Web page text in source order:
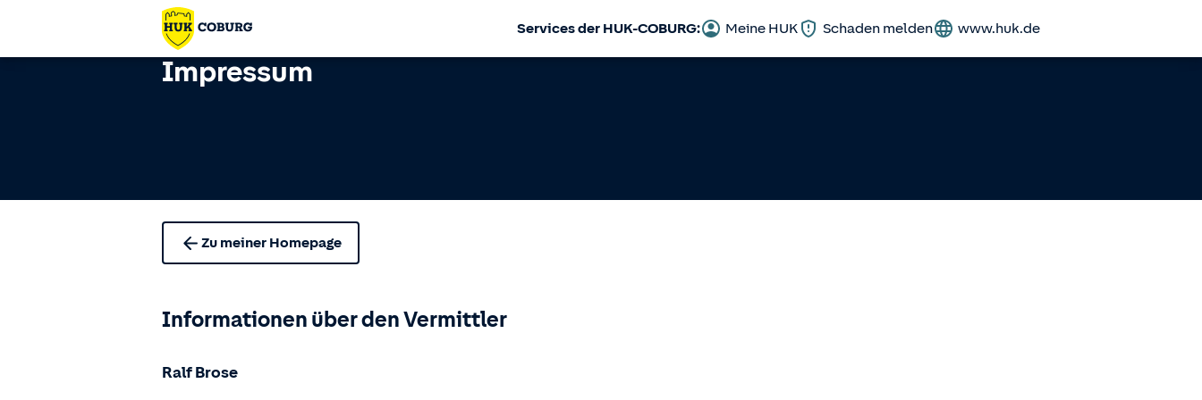
Services der HUK-COBURG: Meine HUK Schaden melden www.huk.de
Impressum
Zu meiner Homepage
Informationen über den Vermittler
Ralf Brose